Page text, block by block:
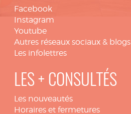
Facebook
Instagram
Youtube
Autres réseaux sociaux & blogs
Les infolettres
LES + CONSULTÉS
Les nouveautés
Horaires et fermetures